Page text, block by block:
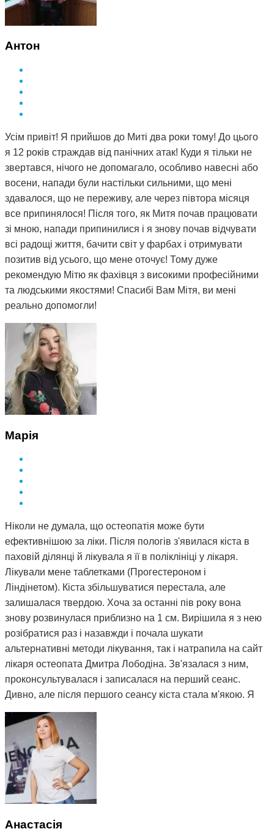
Антон
Усім привіт! Я прийшов до Миті два роки тому! До цього
я 12 років страждав від панічних атак! Куди я тільки не
звертався, нічого не допомагало, особливо навесні або
восени, напади були настільки сильними, що мені
здавалося, що не переживу, але через півтора місяця
все припинялося! Після того, як Митя почав працювати
зі мною, напади припинилися і я знову почав відчувати
всі радощі життя, бачити світ у фарбах і отримувати
позитив від усього, що мене оточує! Тому дуже
рекомендую Мітю як фахівця з високими професійними
та людськими якостями! Спасибі Вам Мітя, ви мені
реально допомогли!
Марія
Ніколи не думала, що остеопатія може бути
ефективнішою за ліки. Після пологів з'явилася кіста в
паховій ділянці й лікувала я її в поліклініці у лікаря.
Лікували мене таблетками (Прогестероном і
Ліндінетом). Кіста збільшуватися перестала, але
залишалася твердою. Хоча за останні пів року вона
знову розвинулася приблизно на 1 см. Вирішила я з нею
розібратися раз і назавжди і почала шукати
альтернативні методи лікування, так і натрапила на сайт
лікаря остеопата Дмитра Лободіна. Зв'язалася з ним,
проконсультувалася і записалася на перший сеанс.
Дивно, але після першого сеансу кіста стала м'якою. Я
почала відвідувати сеанси за призначенням Дмитра і
через 3 місяці вона повністю розсмокталася. Як це
працює, взагалі не розумію. Те, чого ліки не змогли
зробити за півтора року, зміг зробити Дмитро і за такий
невеликий термін. Лікар у поліклініці сказав, що мені
просто пощастило і я на досвідченого фахівця
натрапила. А ще кажуть, що здоров'я за гроші не купиш.
Анастасія